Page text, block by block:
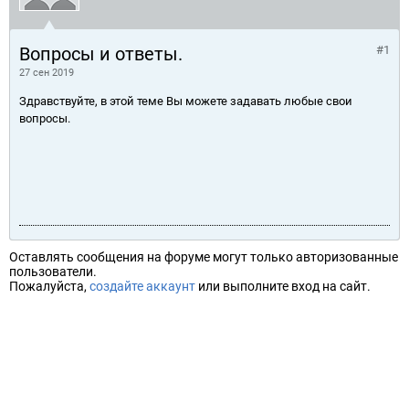
Вопросы и ответы.
27 сен 2019
#1
Здравствуйте, в этой теме Вы можете задавать любые свои
вопросы.
Оставлять сообщения на форуме могут только авторизованные
пользователи.
Пожалуйста, создайте аккаунт или выполните вход на сайт.